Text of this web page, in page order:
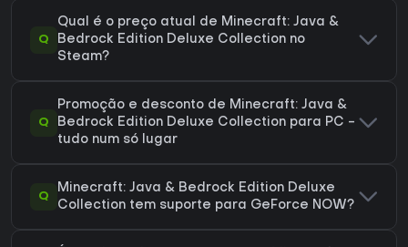
Q
Qual é o preço atual de Minecraft: Java &
Bedrock Edition Deluxe Collection no
Steam?
Q
Promoção e desconto de Minecraft: Java &
Bedrock Edition Deluxe Collection para PC -
tudo num só lugar
Q
Minecraft: Java & Bedrock Edition Deluxe
Collection tem suporte para GeForce NOW?